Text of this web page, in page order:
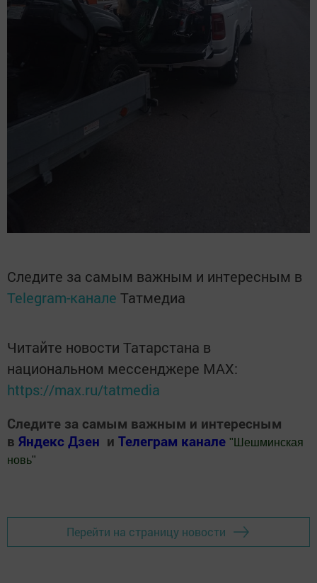
Следите за самым важным и интересным в
Telegram-канале Татмедиа
Читайте новости Татарстана в
национальном мессенджере MАХ:
https://max.ru/tatmedia
Следите за самым важным и интересным
в Яндекс Дзен и Телеграм канале " Шешминская
новь"
Перейти на страницу новости